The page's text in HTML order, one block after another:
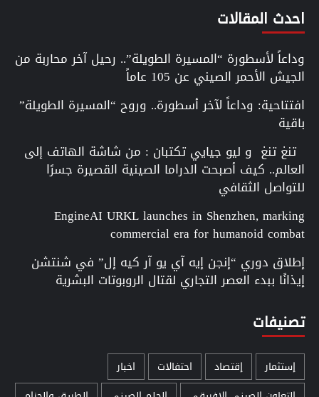
احدث المقالات
وداعاً لأسطورة “المسيرة الطويلة”.. رحيل آخر محاربة من
الجيش الأحمر الصيني عن 105 عاماً
افتتاحية: وداعاً لآخر أسطورة.. وروح “المسيرة الطويلة”
باقية
تنغ تنغ و ليو جيايي تكتبان : من شاشة الهاتف إلى
العالم.. كيف أصبحت الدراما الصينية القصيرة جسرًا
للتواصل الثقافي
EngineAI URKL launches in Shenzhen, marking
commercial era for humanoid combat
إطلاق دوري “إنجن إيه آي يو آر كيه إل” في شنتشن
إيذانًا ببدء العصر التجاري لقتال الروبوتات البشرية
تصنيفات
إستثمار إقتصاد احتفالات
اخبار